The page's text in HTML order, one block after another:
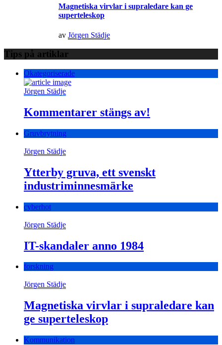
Magnetiska virvlar i supraledare kan ge
superteleskop
av Jörgen Städje
Tips på artiklar
Okategoriserade
Jörgen Städje
Kommentarer stängs av!
Gruvbrytning
Jörgen Städje
Ytterby gruva, ett svenskt
industriminnesmärke
cyberhot
Jörgen Städje
IT-skandaler anno 1984
forskning
Jörgen Städje
Magnetiska virvlar i supraledare kan
ge superteleskop
Kommunikation